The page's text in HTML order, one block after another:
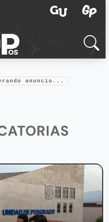
anuncio...